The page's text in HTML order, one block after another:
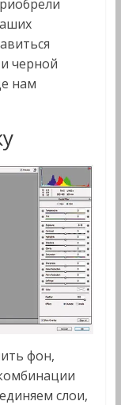
черной
нам
фон,
слои,